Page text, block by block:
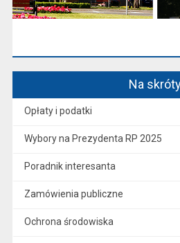
Na
Opłaty i podatki
Wybory na Prezydenta RP 2025
Poradnik interesanta
Zamówienia publiczne
Ochrona środowiska